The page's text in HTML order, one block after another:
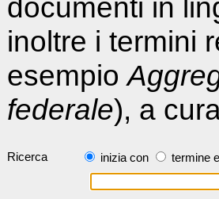
documenti in
inoltre i termini
esempio
federale), a
Ricerca inizia con termine